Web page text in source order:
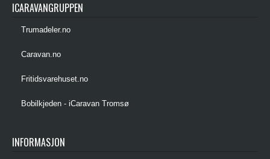
ICARAVANGRUPPEN
Trumadeler.no
Caravan.no
Fritidsvarehuset.no
Bobilkjeden - iCaravan Tromsø
INFORMASJON